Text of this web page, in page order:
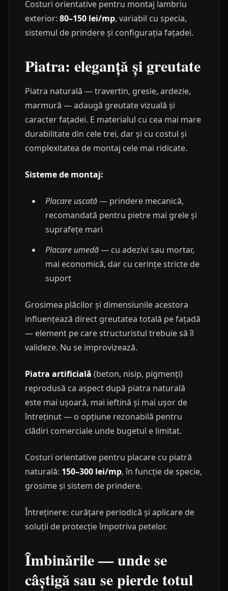
Costuri orientative pentru montaj lambriu
exterior: 80–150 lei/mp, variabil cu specia,
sistemul de prindere și configurația fațadei.
Piatra: eleganță și greutate
Piatra naturală — travertin, gresie, ardezie,
marmură — adaugă greutate vizuală și
caracter fațadei. E materialul cu cea mai mare
durabilitate din cele trei, dar și cu costul și
complexitatea de montaj cele mai ridicate.
Sisteme de montaj:
Placare uscată— prindere mecanică,
recomandată pentru pietre mai grele și
suprafețe mari
Placare umedă— cu adezivi sau mortar,
mai economică, dar cu cerințe stricte de
suport
Grosimea plăcilor și dimensiunile acestora
influențează direct greutatea totală pe fațadă
— element pe care structuristul trebuie să îl
valideze. Nu se improvizează.
Piatra artificială (beton, nisip, pigmenți)
reprodusă ca aspect după piatra naturală
este mai ușoară, mai ieftină și mai ușor de
întreținut — o opțiune rezonabilă pentru
clădiri comerciale unde bugetul e limitat.
Costuri orientative pentru placare cu piatră
naturală: 150–300 lei/mp, în funcție de specie,
grosime și sistem de prindere.
Întreținere: curățare periodică și aplicare de
soluții de protecție împotriva petelor.
Îmbinările — unde se
câștigă sau se pierde totul